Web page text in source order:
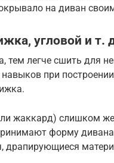
на диван
угловой и т.
тем легче сшить для
при
жаккард) слишком
форму
драпирующиеся